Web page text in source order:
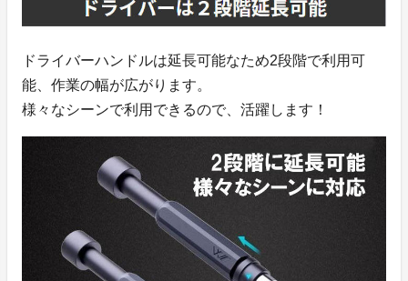
ドライバーハンドルは延長可能なため2段階で利用可
能、作業の幅が広がります。
様々なシーンで利用できるので、活躍します！